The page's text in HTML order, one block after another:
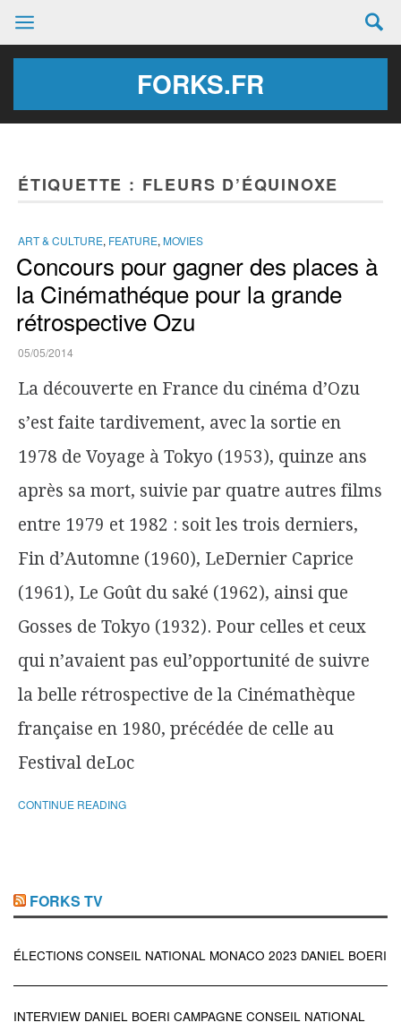
FORKS.FR
ÉTIQUETTE : FLEURS D’ÉQUINOXE
ART & CULTURE, FEATURE, MOVIES
Concours pour gagner des places à
la Cinémathéque pour la grande
rétrospective Ozu
05/05/2014
La découverte en France du cinéma d’Ozu
s’est faite tardivement, avec la sortie en
1978 de Voyage à Tokyo (1953), quinze ans
après sa mort, suivie par quatre autres films
entre 1979 et 1982 : soit les trois derniers,
Fin d’Automne (1960), LeDernier Caprice
(1961), Le Goût du saké (1962), ainsi que
Gosses de Tokyo (1932). Pour celles et ceux
qui n’avaient pas eul’opportunité de suivre
la belle rétrospective de la Cinémathèque
française en 1980, précédée de celle au
Festival deLoc
CONTINUE READING
FORKS TV
ÉLECTIONS CONSEIL NATIONAL MONACO 2023 DANIEL BOERI
INTERVIEW DANIEL BOERI CAMPAGNE CONSEIL NATIONAL